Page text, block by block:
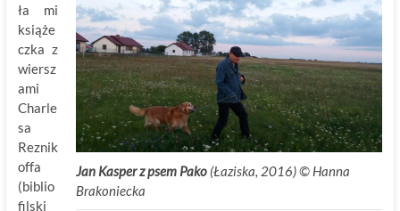
Jan Kasper z psem Pako (Łaziska, 2016) © Hanna
Brakoniecka
ła mi
książe
czka z
wiersz
ami
Charle
sa
Reznik
offa
(biblio
filski